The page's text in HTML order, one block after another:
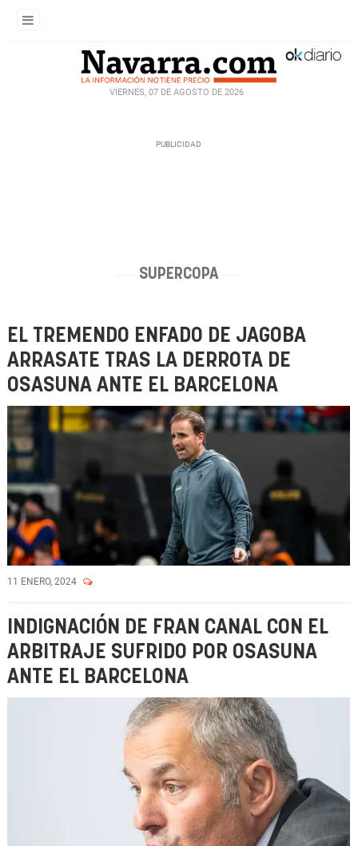
VIERNES, 07 DE AGOSTO DE 2026
SUPERCOPA
EL TREMENDO ENFADO DE JAGOBA
ARRASATE TRAS LA DERROTA DE
OSASUNA ANTE EL BARCELONA
11 ENERO, 2024
INDIGNACIÓN DE FRAN CANAL CON EL
ARBITRAJE SUFRIDO POR OSASUNA
ANTE EL BARCELONA